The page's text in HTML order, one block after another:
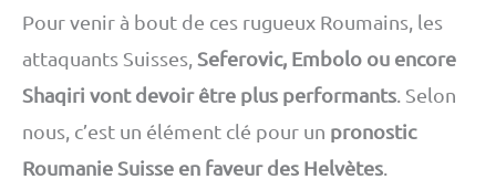
Pour venir à bout de ces rugueux Roumains, les
attaquants Suisses, Seferovic, Embolo ou encore
Shaqiri vont devoir être plus performants . Selon
nous, c’est un élément clé pour un pronostic
Roumanie Suisse en faveur des Helvètes